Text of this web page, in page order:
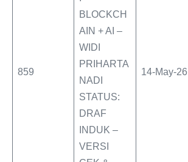
859
BLOCKCH
AIN ​​+ AI –
WIDI
PRIHARTA
NADI
STATUS:
DRAF
INDUK –
VERSI
14-May-26